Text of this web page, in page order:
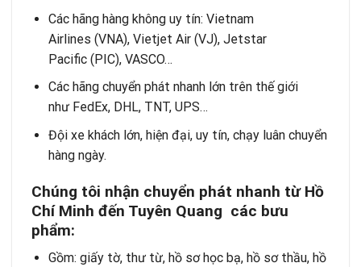
Các hãng hàng không uy tín: Vietnam
Airlines (VNA), Vietjet Air (VJ), Jetstar
Pacific (PIC), VASCO…
Các hãng chuyển phát nhanh lớn trên thế giới
như FedEx, DHL, TNT, UPS…
Đội xe khách lớn, hiện đại, uy tín, chạy luân chuyển
hàng ngày.
Chúng tôi nhận chuyển phát nhanh từHồ
Chí Minh đến Tuyên Quang các bưu
phẩm:
Gồm: giấy tờ, thư từ, hồ sơ học bạ, hồ sơ thầu, hồ